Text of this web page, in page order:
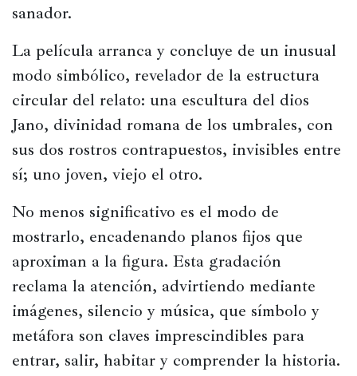
sanador.
La película arranca y concluye de un inusual
modo simbólico, revelador de la estructura
circular del relato: una escultura del dios
Jano, divinidad romana de los umbrales, con
sus dos rostros contrapuestos, invisibles entre
sí; uno joven, viejo el otro.
No menos significativo es el modo de
mostrarlo, encadenando planos fijos que
aproximan a la figura. Esta gradación
reclama la atención, advirtiendo mediante
imágenes, silencio y música, que símbolo y
metáfora son claves imprescindibles para
entrar, salir, habitar y comprender la historia.